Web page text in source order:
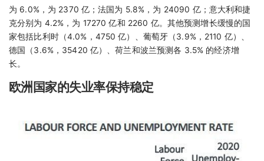
为 6.0%，为 2370 亿；法国为 5.8%，为 24090 亿；意大利和捷
克分别为 4.2%，为 17270 亿和 2260 亿。其他预测增长缓慢的国
家包括比利时（4.0%，4750 亿）、葡萄牙（3.9%，2110 亿）、
德国（3.6%，35420 亿）、荷兰和波兰预测各 3.5% 的经济增
长。
欧洲国家的失业率保持稳定